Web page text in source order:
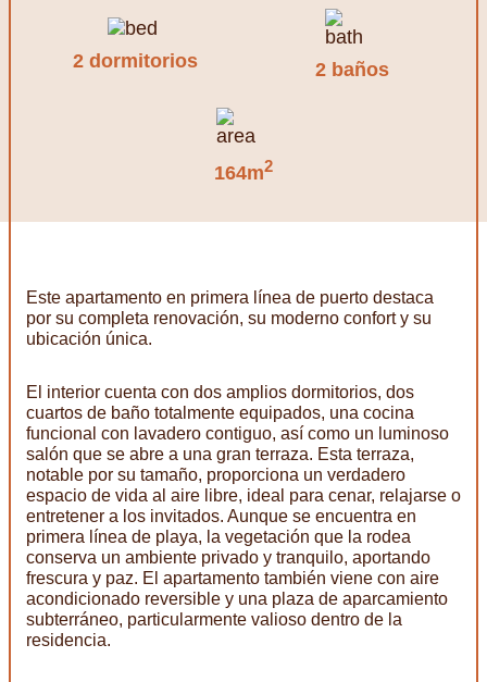
2 dormitorios 2 baños
164m2
Este apartamento en primera línea de puerto destaca
por su completa renovación, su moderno confort y su
ubicación única.
El interior cuenta con dos amplios dormitorios, dos
cuartos de baño totalmente equipados, una cocina
funcional con lavadero contiguo, así como un luminoso
salón que se abre a una gran terraza. Esta terraza,
notable por su tamaño, proporciona un verdadero
espacio de vida al aire libre, ideal para cenar, relajarse o
entretener a los invitados. Aunque se encuentra en
primera línea de playa, la vegetación que la rodea
conserva un ambiente privado y tranquilo, aportando
frescura y paz. El apartamento también viene con aire
acondicionado reversible y una plaza de aparcamiento
subterráneo, particularmente valioso dentro de la
residencia.